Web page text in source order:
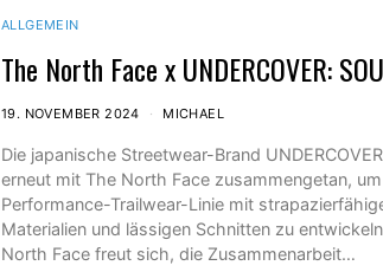
ALLGEMEIN
The North Face x UNDERCOVER:
19. NOVEMBER 2024 MICHAEL
Die japanische Streetwear-Brand
erneut mit The North Face zusammengetan,
Performance-Trailwear-Linie mit
Materialien und lässigen Schnitten zu
North Face freut sich, die Zusammenarbeit…